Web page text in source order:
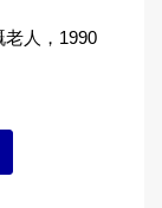
人，1990